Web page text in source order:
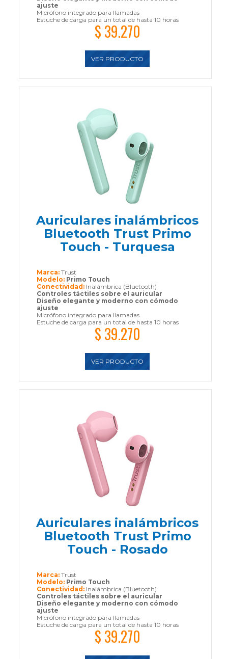
$ 39.270
VER PRODUCTO
ajuste
Micrófono integrado para llamadas
Estuche de carga para un total de hasta 10 horas
Auriculares inalámbricos
Bluetooth Trust Primo
Touch - Turquesa
$ 39.270
VER PRODUCTO
Marca: Trust
Modelo: Primo Touch
Conectividad: Inalámbrica (Bluetooth)
Controles táctiles sobre el auricular
Diseño elegante y moderno con cómodo
ajuste
Micrófono integrado para llamadas
Estuche de carga para un total de hasta 10 horas
Auriculares inalámbricos
Bluetooth Trust Primo
Touch - Rosado
$ 39.270
Marca: Trust
Modelo: Primo Touch
Conectividad: Inalámbrica (Bluetooth)
Controles táctiles sobre el auricular
Diseño elegante y moderno con cómodo
ajuste
Micrófono integrado para llamadas
Estuche de carga para un total de hasta 10 horas